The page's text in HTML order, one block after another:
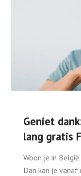
Geniet
lang gratis
Woon je in
Dan kan je vanaf